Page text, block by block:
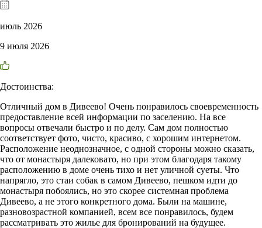
июль 2026
9 июля 2026
Достоинства:
Отличный дом в Дивеево! Очень понравилось своевременность
предоставление всей информации по заселению. На все
вопросы отвечали быстро и по делу. Сам дом полностью
соответствует фото, чисто, красиво, с хорошим интернетом.
Расположение неоднозначное, с одной стороны можно сказать,
что от монастыря далековато, но при этом благодаря такому
расположению в доме очень тихо и нет уличной суеты. Что
напрягло, это стаи собак в самом Дивеево, пешком идти до
монастыря побоялись, но это скорее системная проблема
Дивеево, а не этого конкретного дома. Были на машине,
разновозрастной компанией, всем все понравилось, будем
рассматривать это жилье для бронирований на будущее.